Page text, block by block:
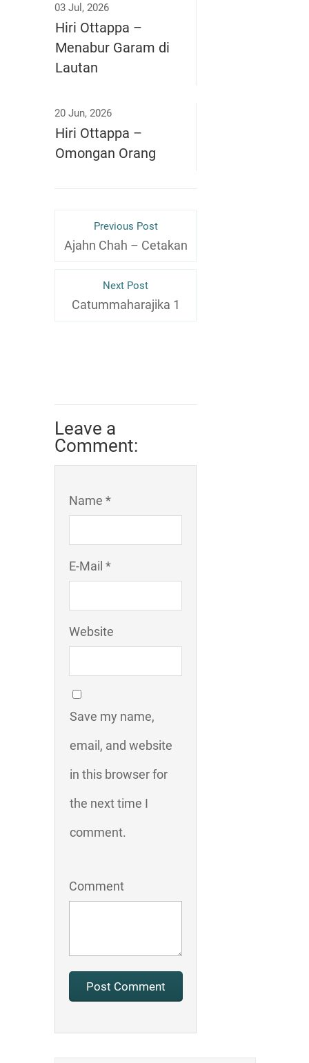
03 Jul, 2026
Hiri Ottappa –
Menabur Garam di
Lautan
20 Jun, 2026
Hiri Ottappa –
Omongan Orang
Previous Post
Ajahn Chah – Cetakan
Next Post
Catummaharajika 1
Leave a
Comment:
Name *
E-Mail *
Website
Save my name,
email, and website
in this browser for
the next time I
comment.
Comment